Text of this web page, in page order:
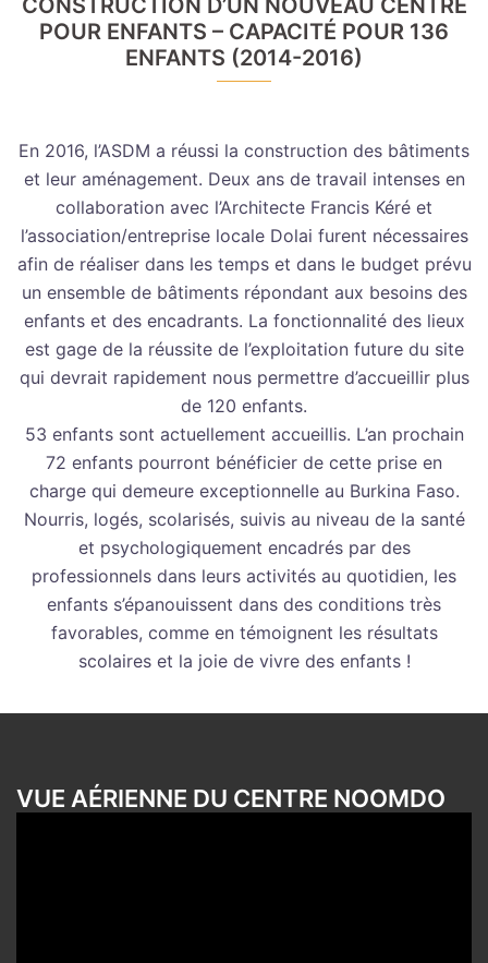
CONSTRUCTION D’UN NOUVEAU CENTRE
POUR ENFANTS – CAPACITÉ POUR 136
ENFANTS (2014-2016)
En 2016, l’ASDM a réussi la construction des bâtiments
et leur aménagement. Deux ans de travail intenses en
collaboration avec l’Architecte Francis Kéré et
l’association/entreprise locale Dolai furent nécessaires
afin de réaliser dans les temps et dans le budget prévu
un ensemble de bâtiments répondant aux besoins des
enfants et des encadrants. La fonctionnalité des lieux
est gage de la réussite de l’exploitation future du site
qui devrait rapidement nous permettre d’accueillir plus
de 120 enfants.
53 enfants sont actuellement accueillis. L’an prochain
72 enfants pourront bénéficier de cette prise en
charge qui demeure exceptionnelle au Burkina Faso.
Nourris, logés, scolarisés, suivis au niveau de la santé
et psychologiquement encadrés par des
professionnels dans leurs activités au quotidien, les
enfants s’épanouissent dans des conditions très
favorables, comme en témoignent les résultats
scolaires et la joie de vivre des enfants !
VUE AÉRIENNE DU CENTRE NOOMDO